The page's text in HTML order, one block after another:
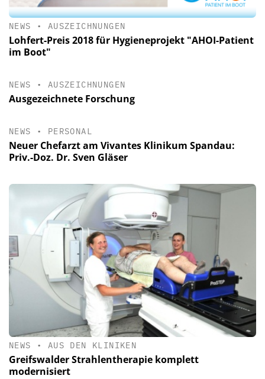
NEWS • AUSZEICHNUNGEN
Lohfert-Preis 2018 für Hygieneprojekt "AHOI-Patient
im Boot"
NEWS • AUSZEICHNUNGEN
Ausgezeichnete Forschung
NEWS • PERSONAL
Neuer Chefarzt am Vivantes Klinikum Spandau:
Priv.-Doz. Dr. Sven Gläser
NEWS • AUS DEN KLINIKEN
Greifswalder Strahlentherapie komplett
modernisiert